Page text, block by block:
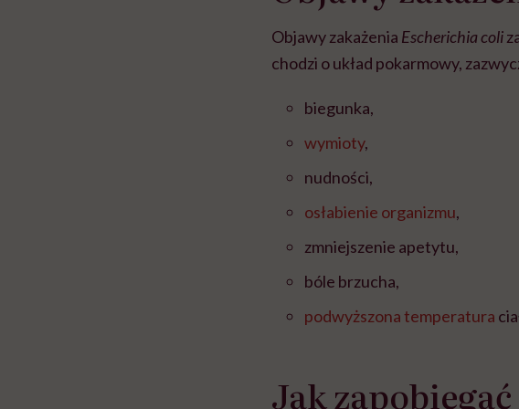
Objawy zakażenia Escherichia coli
chodzi o układ pokarmowy,
biegunka,
wymioty,
nudności,
osłabienie organizmu,
zmniejszenie apetytu,
bóle brzucha,
podwyższona temperatura
Jak